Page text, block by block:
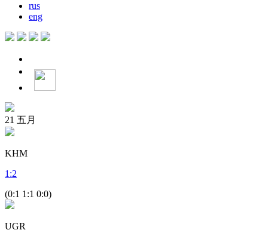
rus
eng
21 五月
KHM
1 :2
(0:1 1:1 0:0)
UGR